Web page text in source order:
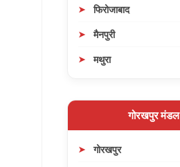
फिरोजाबाद
मैनपुरी
मथुरा
गोरखपुर मंडल
गोरखपुर